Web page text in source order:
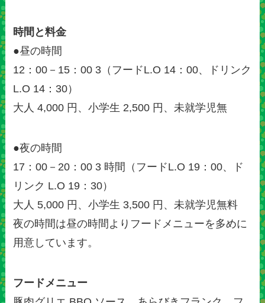
時間と料金
●昼の時間
12：00－15：00 3（フードL.O 14：00、ドリンク
L.O 14：30）
大人 4,000 円、小学生 2,500 円、未就学児無
●夜の時間
17：00－20：00 3 時間（フードL.O 19：00、ド
リンク L.O 19：30）
大人 5,000 円、小学生 3,500 円、未就学児無料
夜の時間は昼の時間よりフードメニューを多めに
用意しています。
フードメニュー